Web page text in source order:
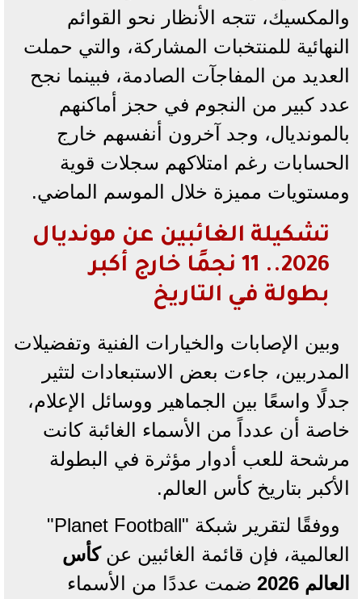
والمكسيك، تتجه الأنظار نحو القوائم
النهائية للمنتخبات المشاركة، والتي حملت
العديد من المفاجآت الصادمة، فبينما نجح
عدد كبير من النجوم في حجز أماكنهم
بالمونديال، وجد آخرون أنفسهم خارج
الحسابات رغم امتلاكهم سجلات قوية
ومستويات مميزة خلال الموسم الماضي.
تشكيلة الغائبين عن مونديال
2026.. 11 نجمًا خارج أكبر
بطولة في التاريخ
وبين الإصابات والخيارات الفنية وتفضيلات
المدربين، جاءت بعض الاستبعادات لتثير
جدلًا واسعًا بين الجماهير ووسائل الإعلام،
خاصة أن عدداً من الأسماء الغائبة كانت
مرشحة للعب أدوار مؤثرة في البطولة
الأكبر بتاريخ كأس العالم.
ووفقًا لتقرير شبكة "Planet Football"
العالمية، فإن قائمة الغائبين عنكأس
العالم 2026
ضمت عددًا من الأسماء